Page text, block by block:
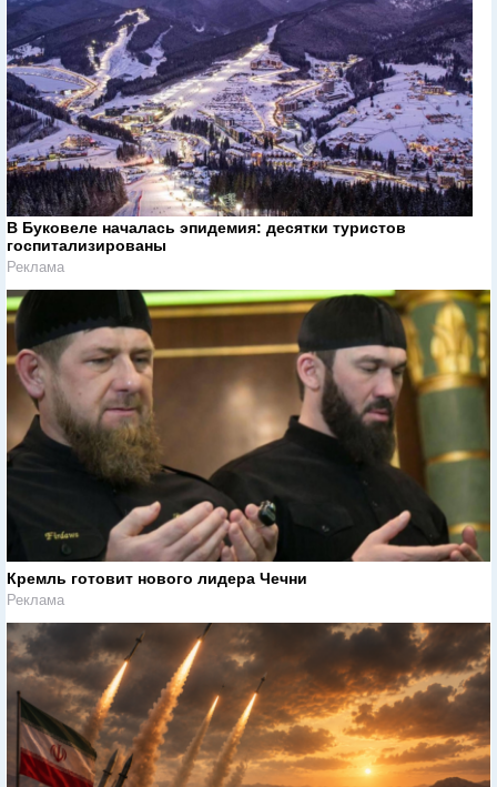
В Буковеле началась эпидемия: десятки туристов
госпитализированы
Реклама
Кремль готовит нового лидера Чечни
Реклама